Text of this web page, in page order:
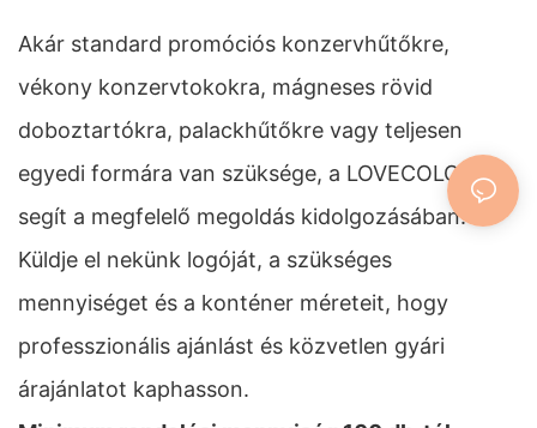
Akár standard promóciós konzervhűtőkre,
vékony konzervtokokra, mágneses rövid
doboztartókra, palackhűtőkre vagy teljesen
egyedi formára van szüksége, a LOVECOLOUR
segít a megfelelő megoldás kidolgozásában.
Küldje el nekünk logóját, a szükséges
mennyiséget és a konténer méreteit, hogy
professzionális ajánlást és közvetlen gyári
árajánlatot kaphasson.